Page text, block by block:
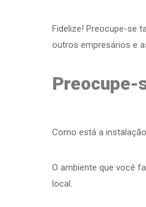
Fidelize! Preocupe-se
outros empresários e
Preocupe-
Como está a
O ambiente que você
local.